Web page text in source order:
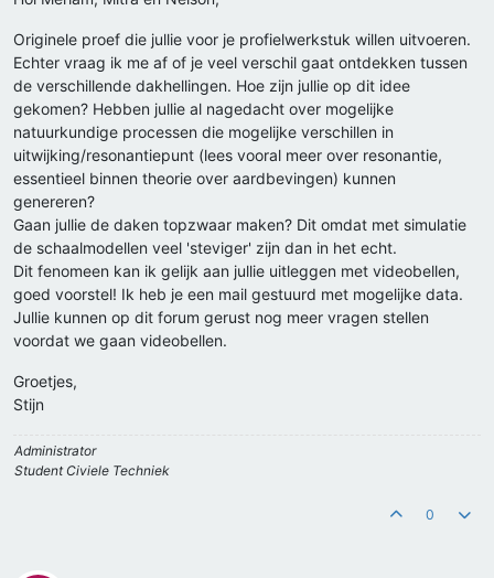
Originele proef die jullie voor je profielwerkstuk willen uitvoeren.
Echter vraag ik me af of je veel verschil gaat ontdekken tussen
de verschillende dakhellingen. Hoe zijn jullie op dit idee
gekomen? Hebben jullie al nagedacht over mogelijke
natuurkundige processen die mogelijke verschillen in
uitwijking/resonantiepunt (lees vooral meer over resonantie,
essentieel binnen theorie over aardbevingen) kunnen
genereren?
Gaan jullie de daken topzwaar maken? Dit omdat met simulatie
de schaalmodellen veel 'steviger' zijn dan in het echt.
Dit fenomeen kan ik gelijk aan jullie uitleggen met videobellen,
goed voorstel! Ik heb je een mail gestuurd met mogelijke data.
Jullie kunnen op dit forum gerust nog meer vragen stellen
voordat we gaan videobellen.
Groetjes,
Stijn
Administrator
Student Civiele Techniek
0